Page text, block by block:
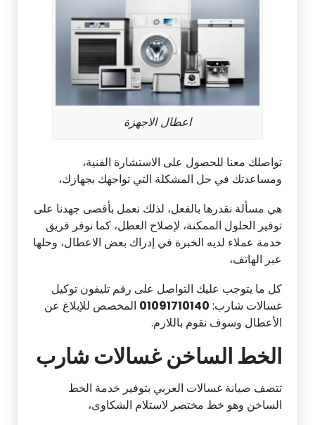
اعطال الاجهزة
تواصلك معنا للحصول على الاستشارة الفنية،
ومساعدتك في حل المشكلة التي تواجهك بجهازك،
هي مسألة نقدرها بالفعل، لذلك نعمل بأقصى جهدنا على
توفير الحلول الممكنة، لإصلاح العطل، كما نوفر فريق
خدمة عملاء لديه الخبرة في إدراك بعض الاعطال، وحلها
عبر الهاتف،
كل ما يتوجب عليك التواصل على رقم تليفون توكيل
غسالات شارب:01091710140المخصص للإبلاغ عن
الأعطال وسوف نقوم باللازم.
الخط الساخن غسالات شارب
تتصف صيانة غسالات العربي بتوفير خدمة الخط
الساخن وهو خط مختصر لاستلام الشكاوى،